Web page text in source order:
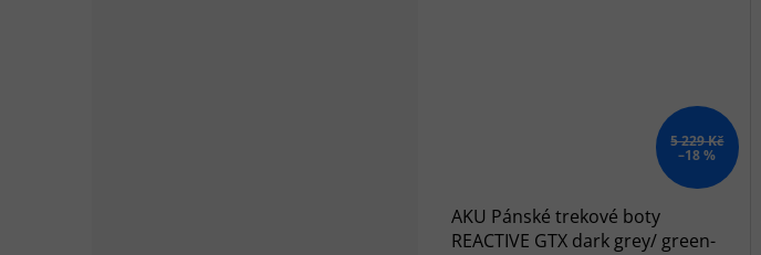
5 229 Kč
–18 %
AKU Pánské trekové boty
REACTIVE GTX dark grey/ green-